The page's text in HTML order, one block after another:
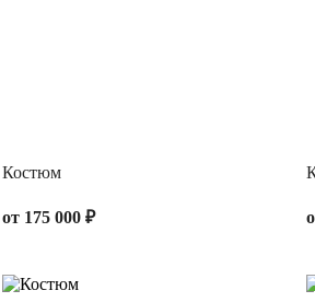
Костюм
от 175 000 ₽